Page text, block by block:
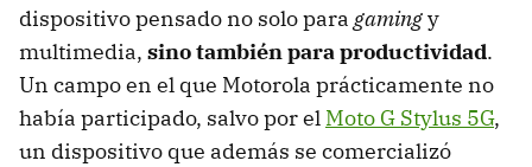
dispositivo pensado no solo para gamingy
multimedia, sinotambién paraproductividad.
Un campo en el que Motorola prácticamente no
había participado, salvo por el Moto G Stylus 5G,
un dispositivo que además se comercializó